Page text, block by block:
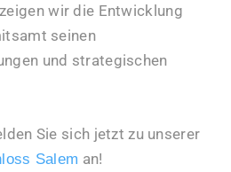
wir die Entwicklung
seinen
und strategischen
Sie sich jetzt zu unserer
Salem an!